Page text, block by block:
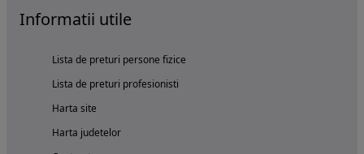
Informatii utile
Lista de preturi persone fizice
Lista de preturi profesionisti
Harta site
Harta judetelor